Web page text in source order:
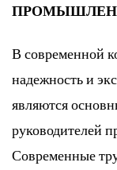
В современной
надежность и
являются
руководителей
Современные